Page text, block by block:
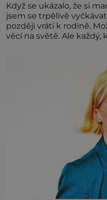
Když se ukázalo, že si
jsem se trpělivě
později vrátí k rodině.
věcí na světě. Ale každý,